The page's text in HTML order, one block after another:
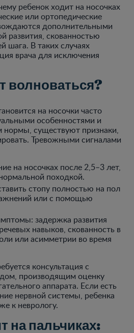
ребенок ходит на носочках
или ортопедические
дополнительными
развития, скованностью
шага. В таких случаях
врача для исключения
волноваться?
на носочки часто
особенностями и
существуют признаки,
Тревожными сигналами
на носочках после 2,5–3 лет,
походкой.
стопу полностью на пол
или с помощью
задержка развития
навыков, скованность в
или асимметрии во время
консультация с
производящим оценку
аппарата. Если есть
нервной системы, ребенка
к неврологу.
на пальчиках: